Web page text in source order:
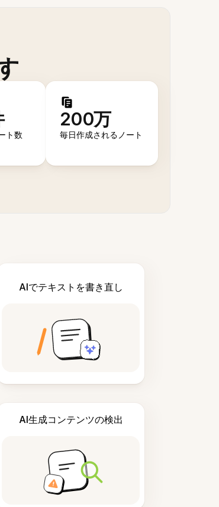
ト数
200万
毎日作成されるノート
AIでテキストを書き直し
AI生成コンテンツの検出